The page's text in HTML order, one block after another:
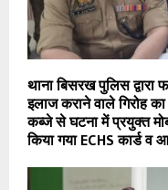
थाना बिसरख पुलिस द्वारा
इलाज कराने वाले गिरोह
कब्जे से घटना में प्रयुक्त
किया गया ECHS कार्ड व